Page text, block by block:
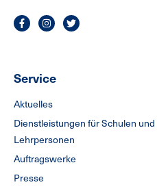
Service
Aktuelles
Dienstleistungen für Schulen und
Lehrpersonen
Auftragswerke
Presse